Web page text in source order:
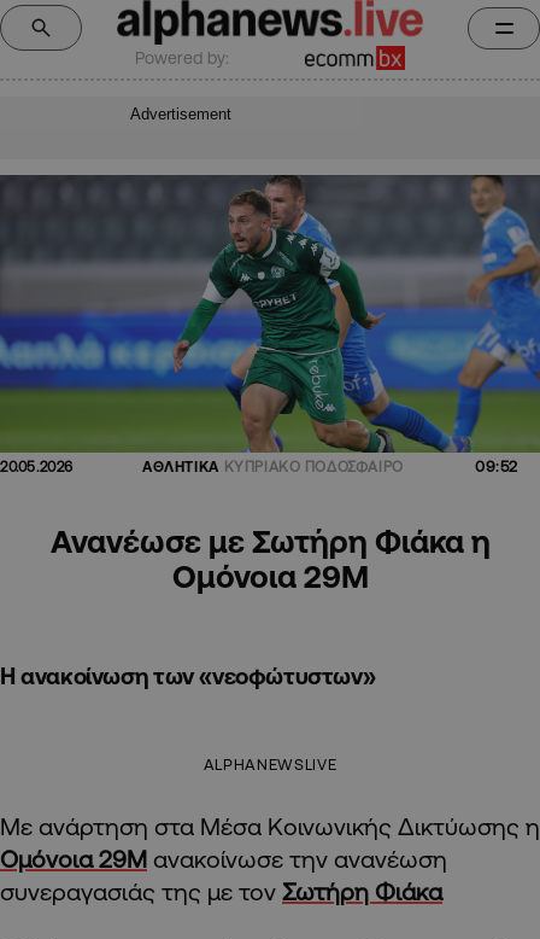
Powered by:
Advertisement
20.05.2026 ΑΘΛΗΤΙΚΑ ΚΥΠΡΙΑΚΟ ΠΟΔΟΣΦΑΙΡΟ 09:52
Ανανέωσε με Σωτήρη Φιάκα η
Ομόνοια 29Μ
Η ανακοίνωση των «νεοφώτυστων»
ALPHANEWSLIVE
Με ανάρτηση στα Μέσα Κοινωνικής Δικτύωσης η
Ομόνοια 29Μ ανακοίνωσε την ανανέωση
συνεραγασιάς της με τον Σωτήρη Φιάκα